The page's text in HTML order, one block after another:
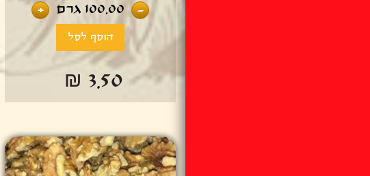
-
100.00גרם +
₪ 3.50